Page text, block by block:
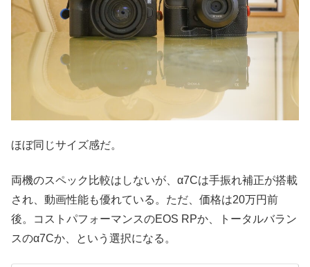
ほぼ同じサイズ感だ。
両機のスペック比較はしないが、α7Cは手振れ補正が搭載
され、動画性能も優れている。ただ、価格は20万円前
後。コストパフォーマンスのEOS RPか、トータルバラン
スのα7Cか、という選択になる。